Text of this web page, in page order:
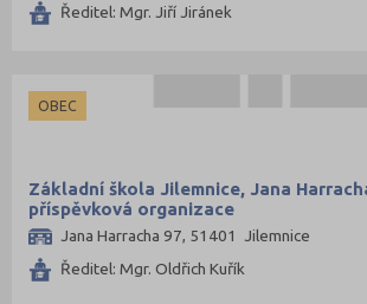
Ředitel: Mgr. Jiří Jiránek
OBEC
Základní škola Jilemnice, Jana
příspěvková organizace
Jana Harracha 97, 51401 Jilemnice
Ředitel: Mgr. Oldřich Kuřík